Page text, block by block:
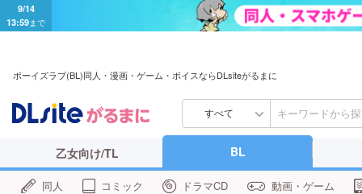
9/14
13:59まで
ボーイズラブ(BL)同人・漫画・ゲーム・ボイスならDLsiteがるまに
すべて
乙女向け/TL BL
同人 コミック ドラマCD 動画・ゲーム